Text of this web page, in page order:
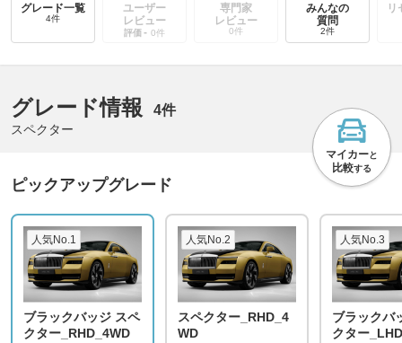
グレード一覧
4件
ユーザー
レビュー
評価- 0件
専門家
レビュー
0件
みんなの
質問
2件
リ
グレード情報 4件
スペクター
マイカーと
比較する
ピックアップグレード
人気No.1
ブラックバッジ スペ
クター_RHD_4WD
人気No.2
スペクター_RHD_4
WD
人気No.3
ブラックバ
クター